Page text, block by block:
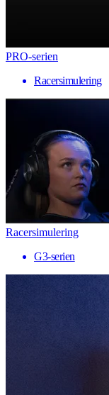
PRO-serien
Racersimulering
Racersimulering
G3-serien